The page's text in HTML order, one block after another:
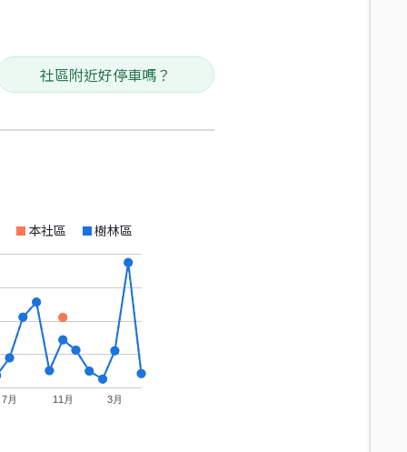
社區附近好停車嗎？
本社區 樹林區
7月 11月 3月